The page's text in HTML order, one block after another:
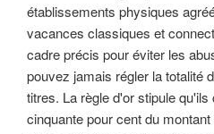
établissements physiques
vacances classiques et
cadre précis pour éviter les
pouvez jamais régler la totalité
titres. La règle d'or stipule
cinquante pour cent du